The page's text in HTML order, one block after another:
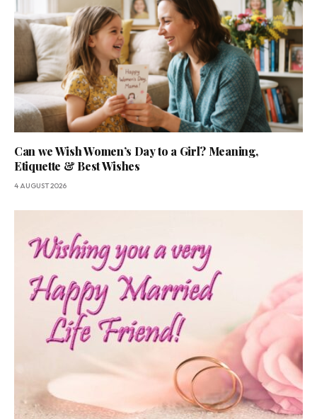
Can we Wish Women’s Day to a Girl? Meaning,
Etiquette & Best Wishes
4 AUGUST 2026